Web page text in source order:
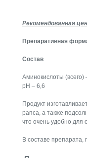
Рекомендованная
Препаративная
Состав
Аминокислоты (всего)
pH – 6,6
Продукт
рапса, а также
что очень удобно для
В составе